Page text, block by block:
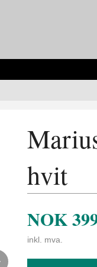
Next
hvit
NOK
inkl. mva.